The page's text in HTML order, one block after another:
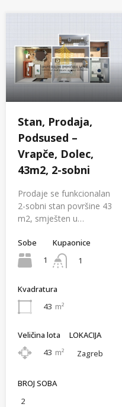
Stan, Prodaja,
Podsused –
Vrapče, Dolec,
43m2, 2-sobni
Prodaje se funkcionalan
2-sobni stan površine 43
m2, smješten u…
Sobe
1
Kupaonice
1
Kvadratura
43 m²
Veličina lota
43 m²
LOKACIJA
Zagreb
BROJ SOBA
2